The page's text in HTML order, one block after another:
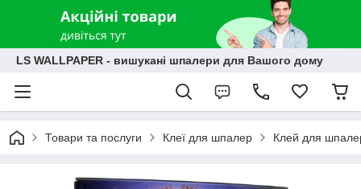
LS WALLPAPER - вишукані шпалери для Вашого дому
Товари та послуги Клеї для шпалер Клей для